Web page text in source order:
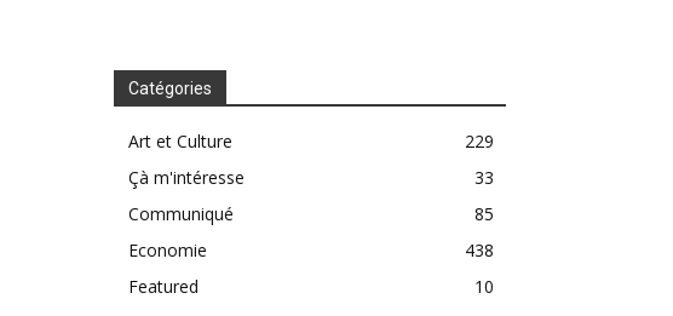
Catégories
Art et Culture
229
Çà m'intéresse
33
Communiqué
85
Economie
438
Featured
10